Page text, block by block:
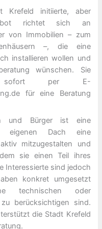
initiierte, aber
richtet sich an
von Immobilien – zum
–, die eine
installieren wollen und
wünschen. Sie
per E-
für eine Beratung
und Bürger ist eine
eigenen Dach eine
mitzugestalten und
sie einen Teil ihres
Interessierte sind jedoch
konkret umgesetzt
technischen oder
berücksichtigen sind.
die Stadt Krefeld